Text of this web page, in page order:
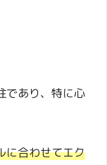
であり、特に心
に合わせてエク